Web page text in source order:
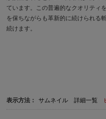
ています。この普遍的なクオリティ
を保ちながらも革新的に続けられる
続けます。
表示方法： サムネイル 詳細一覧